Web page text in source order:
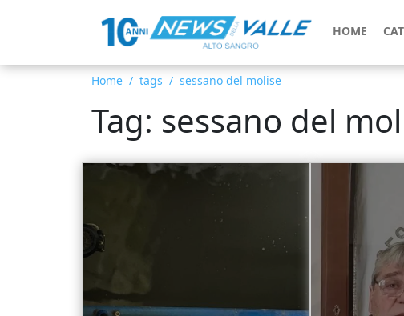
HOME
Home tags sessano del molise
Tag: sessano del